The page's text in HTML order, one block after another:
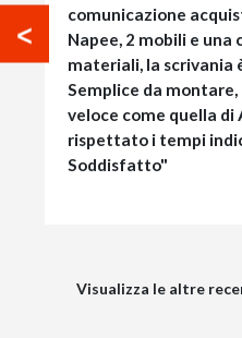
comunicazione
Napee, 2 mobili e una
materiali, la scrivania
Semplice da montare,
veloce come quella di
rispettato i tempi
Soddisfatto"
Visualizza le altre